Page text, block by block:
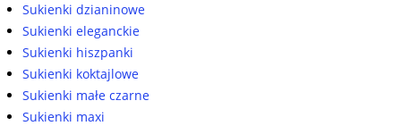
Sukienki dzianinowe
Sukienki eleganckie
Sukienki hiszpanki
Sukienki koktajlowe
Sukienki małe czarne
Sukienki maxi